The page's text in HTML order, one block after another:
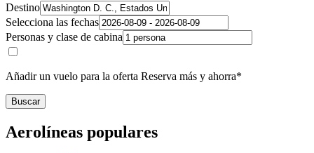
Destino
Selecciona las fechas
Personas y clase de cabina
Añadir un vuelo para la oferta Reserva más y ahorra*
Buscar
Aerolíneas populares